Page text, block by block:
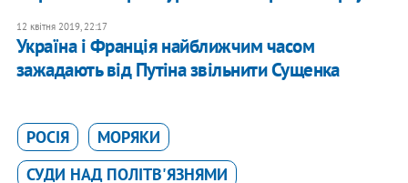
12 квітня 2019, 22:17
Україна і Франція найближчим часом
зажадають від Путіна звільнити Сущенка
РОСІЯ
МОРЯКИ
СУДИ НАД ПОЛІТВ'ЯЗНЯМИ